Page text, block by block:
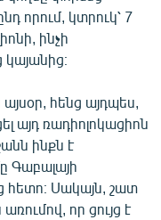
որում, կտրուկ՝ 7
ինչի
հենց այդպես,
այդ ռադիոլոկացիոն
ինքն է
Գաբալայի
հետո։ Սակայն, շատ
որ ցույց է